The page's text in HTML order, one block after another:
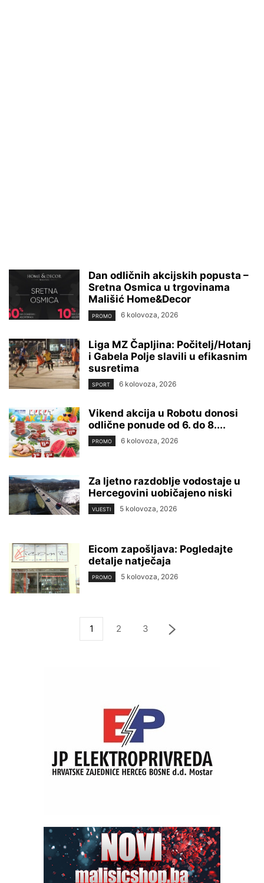
Dan odličnih akcijskih popusta –
Sretna Osmica u trgovinama
Mališić Home&Decor
PROMO 6 kolovoza, 2026
Liga MZ Čapljina: Počitelj/Hotanj
i Gabela Polje slavili u efikasnim
susretima
SPORT 6 kolovoza, 2026
Vikend akcija u Robotu donosi
odlične ponude od 6. do 8....
PROMO 6 kolovoza, 2026
Za ljetno razdoblje vodostaje u
Hercegovini uobičajeno niski
VIJESTI 5 kolovoza, 2026
Eicom zapošljava: Pogledajte
detalje natječaja
PROMO 5 kolovoza, 2026
1 2 3